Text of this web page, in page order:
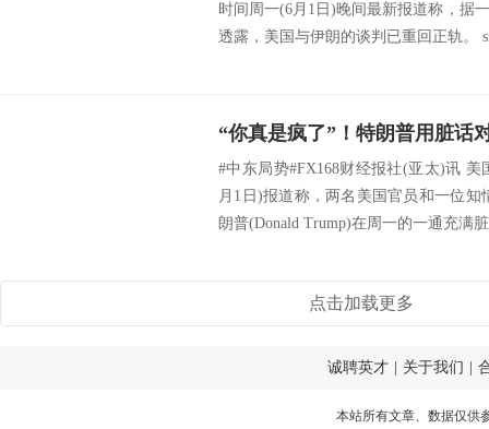
时间周一(6月1日)晚间最新报道称，据
透露，美国与伊朗的谈判已重回正轨。
#中东局势#FX168财经报社(亚太)讯
月1日)报道称，两名美国官员和一位知
朗普(Donald Trump)在周一的一通充满
点击加载更多
诚聘英才 关于我们
本站所有文章、数据仅供